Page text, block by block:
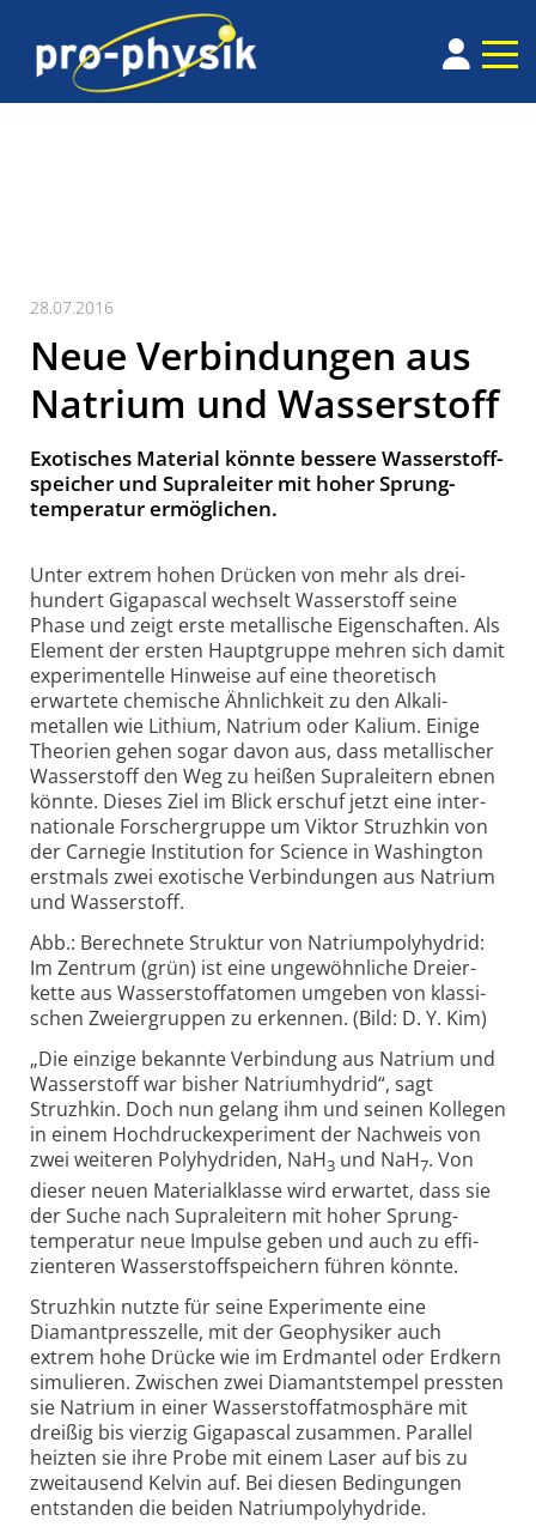
28.07.2016
Neue Verbindungen aus
Natrium und Wasserstoff
Exotisches Material könnte bessere Wasser­stoff­
speicher und Supra­leiter mit hoher Sprung­
tempe­ra­tur er­mög­lichen.
Unter extrem hohen Drücken von mehr als drei­
hundert Giga­pascal wechselt Wasser­stoff seine
Phase und zeigt erste metal­lische Eigen­schaften. Als
Element der ersten Haupt­gruppe mehren sich damit
experi­mentelle Hin­weise auf eine theo­retisch
erwartete chemische Ähn­lich­keit zu den Alkali­
metallen wie Lithium, Natrium oder Kalium. Einige
Theorien gehen sogar davon aus, dass metal­lischer
Wasser­stoff den Weg zu heißen Supra­leitern ebnen
könnte. Dieses Ziel im Blick erschuf jetzt eine inter­
nationale Forscher­gruppe um Viktor Struzhkin von
der Carnegie Insti­tution for Science in Washington
erst­mals zwei exotische Verbin­dungen aus Natrium
und Wasser­stoff.
Abb.: Berechnete Struktur von Natrium­poly­hydrid:
Im Zentrum (grün) ist eine un­ge­wöhn­liche Dreier­
kette aus Wasser­stoff­atomen um­geben von klassi­
schen Zweier­gruppen zu er­kennen. (Bild: D. Y. Kim)
„Die einzige bekannte Verbindung aus Natrium und
Wasser­stoff war bisher Natrium­hydrid“, sagt
Struzhkin. Doch nun gelang ihm und seinen Kollegen
in einem Hoch­druck­experi­ment der Nach­weis von
zwei weiteren Poly­hydriden, NaH3 und NaH7. Von
dieser neuen Material­klasse wird erwartet, dass sie
der Suche nach Supra­leitern mit hoher Sprung­
tempe­ratur neue Impulse geben und auch zu effi­
zien­teren Wasser­stoff­speichern führen könnte.
Struzhkin nutzte für seine Experimente eine
Diamant­press­zelle, mit der Geo­physiker auch
extrem hohe Drücke wie im Erd­mantel oder Erd­kern
simu­lieren. Zwischen zwei Diamant­stempel pressten
sie Natrium in einer Wasser­stoff­atmo­sphäre mit
dreißig bis vierzig Giga­pascal zusammen. Parallel
heizten sie ihre Probe mit einem Laser auf bis zu
zwei­tausend Kelvin auf. Bei diesen Bedin­gungen
entstanden die beiden Natrium­poly­hydride.